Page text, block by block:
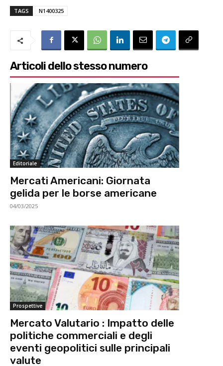
TAGS N1400325
Articoli dello stesso numero
Editoriale
Mercati Americani: Giornata
gelida per le borse americane
04/03/2025
Prospettive
Mercato Valutario : Impatto delle
politiche commerciali e degli
eventi geopolitici sulle principali
valute